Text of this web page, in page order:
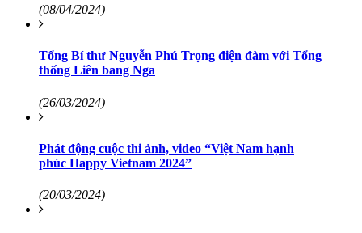
(08/04/2024)
Tổng Bí thư Nguyễn Phú Trọng điện đàm với Tổng
thống Liên bang Nga
(26/03/2024)
Phát động cuộc thi ảnh, video “Việt Nam hạnh
phúc Happy Vietnam 2024”
(20/03/2024)